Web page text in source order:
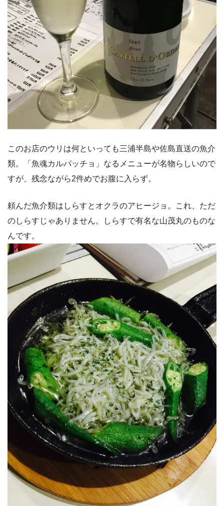
このお店のウリは何といっても三浦半島や佐島直送の魚介
類。「魚魂カルパッチョ」なるメニューが名物らしいので
すが、残念ながら2件めでお腹に入らず。
頼んだ魚介類はしらすとオクラのアヒージョ。これ、ただ
のしらすじゃありません。しらすで有名な山茂丸のものな
んです。